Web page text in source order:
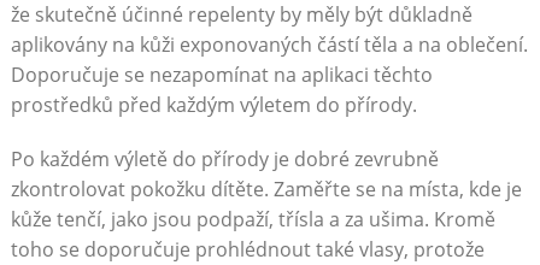
že skutečně účinné repelenty by měly být důkladně
aplikovány na kůži exponovaných částí těla a na oblečení.
Doporučuje se nezapomínat na aplikaci těchto
prostředků před každým výletem do přírody.
Po každém výletě do přírody je dobré zevrubně
zkontrolovat pokožku dítěte. Zaměřte se na místa, kde je
kůže tenčí, jako jsou podpaží, třísla a za ušima. Kromě
toho se doporučuje prohlédnout také vlasy, protože